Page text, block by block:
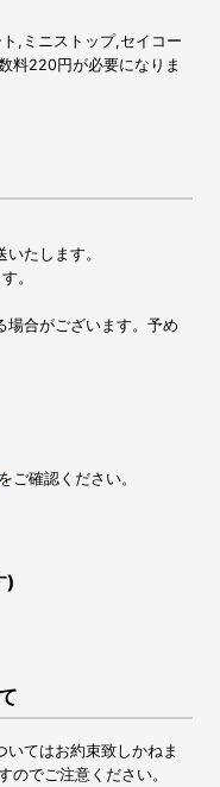
,ミニストップ,セイコー
料220円が必要になりま
たします。
。
場合がございます。予め
をご確認ください。
)
いてはお約束致しかねま
のでご注意ください。